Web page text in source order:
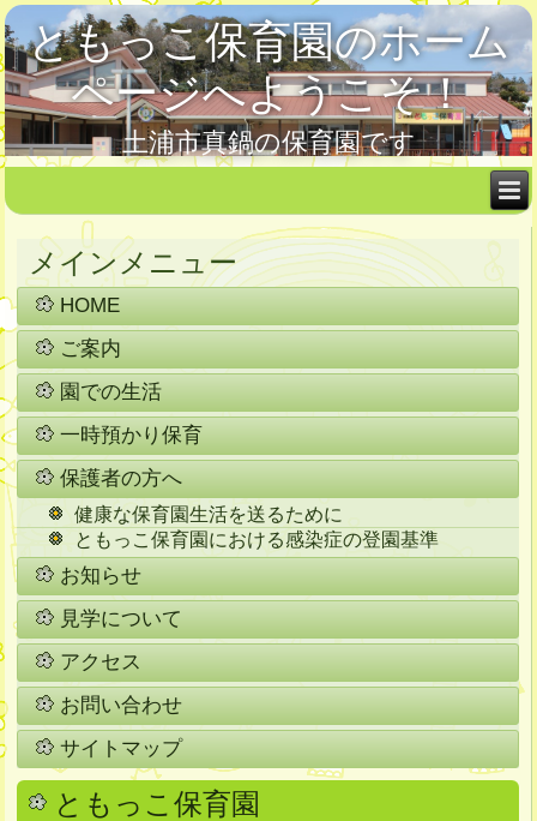
ともっこ保育園のホーム
ページへようこそ！
土浦市真鍋の保育園です
メインメニュー
HOME
ご案内
園での生活
一時預かり保育
保護者の方へ
健康な保育園生活を送るために
ともっこ保育園における感染症の登園基準
お知らせ
見学について
アクセス
お問い合わせ
サイトマップ
ともっこ保育園